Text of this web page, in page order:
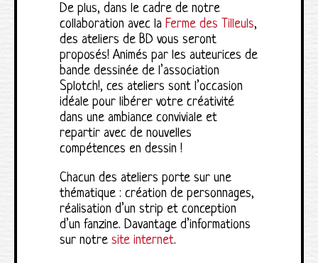
De plus, dans le cadre de notre
collaboration avec la Ferme des Tilleuls,
des ateliers de BD vous seront
proposés! Animés par les auteurices de
bande dessinée de l’association
Splotch!, ces ateliers sont l’occasion
idéale pour libérer votre créativité
dans une ambiance conviviale et
repartir avec de nouvelles
compétences en dessin !
Chacun des ateliers porte sur une
thématique : création de personnages,
réalisation d’un strip et conception
d’un fanzine. Davantage d’informations
sur notre site internet.